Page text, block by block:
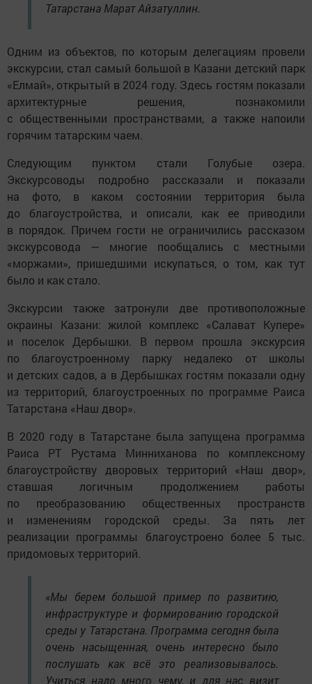
Татарстана Марат Айзатуллин.
Одним из объектов, по которым делегациям провели
экскурсии, стал самый большой в Казани детский парк
«Елмай», открытый в 2024 году. Здесь гостям показали
архитектурные решения, познакомили
с общественными пространствами, а также напоили
горячим татарским чаем.
Следующим пунктом стали Голубые озера.
Экскурсоводы подробно рассказали и показали
на фото, в каком состоянии территория была
до благоустройства, и описали, как ее приводили
в порядок. Причем гости не ограничились рассказом
экскурсовода — многие пообщались с местными
«моржами», пришедшими искупаться, о том, как тут
было и как стало.
Экскурсии также затронули две противоположные
окраины Казани: жилой комплекс «Салават Купере»
и поселок Дербышки. В первом прошла экскурсия
по благоустроенному парку недалеко от школы
и детских садов, а в Дербышках гостям показали одну
из территорий, благоустроенных по программе Раиса
Татарстана «Наш двор».
В 2020 году в Татарстане была запущена программа
Раиса РТ Рустама Минниханова по комплексному
благоустройству дворовых территорий «Наш двор»,
ставшая логичным продолжением работы
по преобразованию общественных пространств
и изменениям городской среды. За пять лет
реализации программы благоустроено более 5 тыс.
придомовых территорий.
«Мы берем большой пример по развитию,
инфраструктуре и формированию городской
среды у Татарстана. Программа сегодня была
очень насыщенная, очень интересно было
послушать как всё это реализовывалось.
Учиться надо много чему, и для нас визит